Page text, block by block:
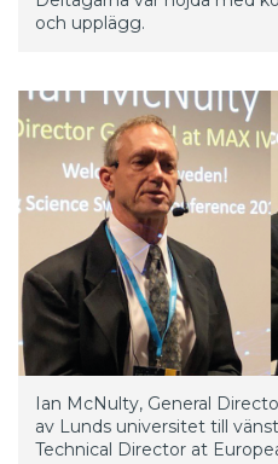
och upplägg.
Ian McNulty, General
av Lunds universitet till
Technical Director at